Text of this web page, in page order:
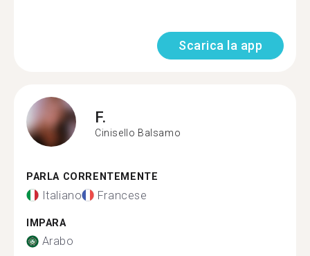
Scarica la app
F.
Cinisello Balsamo
PARLA CORRENTEMENTE
Italiano Francese
IMPARA
Arabo